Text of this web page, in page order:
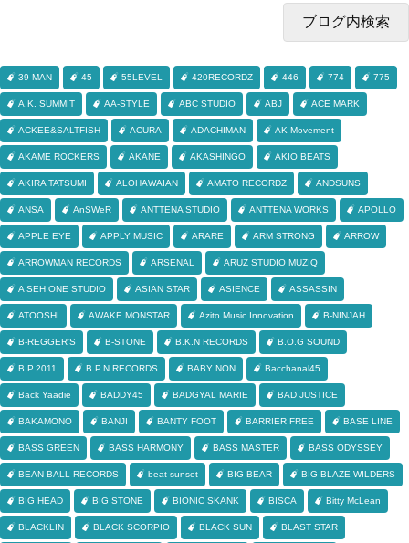
39-MAN 45 55LEVEL 420RECORDZ 446 774 775
A.K. SUMMIT AA-STYLE ABC STUDIO ABJ ACE MARK
ACKEE&SALTFISH ACURA ADACHIMAN AK-Movement
AKAME ROCKERS AKANE AKASHINGO AKIO BEATS
AKIRA TATSUMI ALOHAWAIAN AMATO RECORDZ ANDSUNS
ANSA AnSWeR ANTTENA STUDIO ANTTENA WORKS APOLLO
APPLE EYE APPLY MUSIC ARARE ARM STRONG ARROW
ARROWMAN RECORDS ARSENAL ARUZ STUDIO MUZIQ
A SEH ONE STUDIO ASIAN STAR ASIENCE ASSASSIN
ATOOSHI AWAKE MONSTAR Azito Music Innovation B-NINJAH
B-REGGER'S B-STONE B.K.N RECORDS B.O.G SOUND
B.P.2011 B.P.N RECORDS BABY NON Bacchanal45
Back Yaadie BADDY45 BADGYAL MARIE BAD JUSTICE
BAKAMONO BANJI BANTY FOOT BARRIER FREE BASE LINE
BASS GREEN BASS HARMONY BASS MASTER BASS ODYSSEY
BEAN BALL RECORDS beat sunset BIG BEAR BIG BLAZE WILDERS
BIG HEAD BIG STONE BIONIC SKANK BISCA Bitty McLean
BLACKLIN BLACK SCORPIO BLACK SUN BLAST STAR